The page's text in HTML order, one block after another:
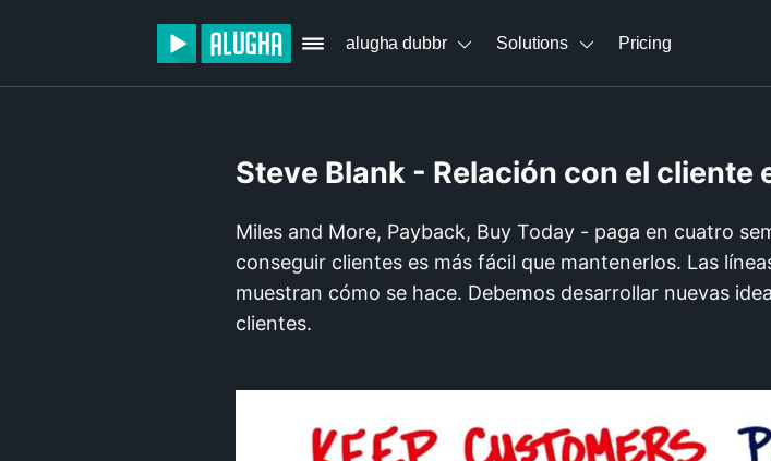
alugha dubbr Solutions Pricing
Steve Blank - Relación con el cliente
Miles and More, Payback, Buy Today - paga en cuatro
conseguir clientes es más fácil que mantenerlos. Las
muestran cómo se hace. Debemos desarrollar nuevas
clientes.